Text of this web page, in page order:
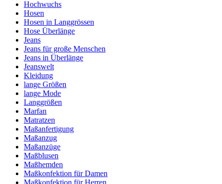
Hochwuchs
Hosen
Hosen in Langgrössen
Hose Überlänge
Jeans
Jeans für große Menschen
Jeans in Überlänge
Jeanswelt
Kleidung
lange Größen
lange Mode
Langgrößen
Marfan
Matratzen
Maßanfertigung
Maßanzug
Maßanzüge
Maßblusen
Maßhemden
Maßkonfektion für Damen
Maßkonfektion für Herren